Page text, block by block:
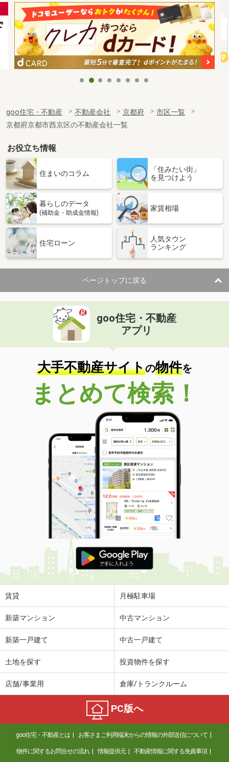
goo住宅・不動産 不動産会社 京都府
市区一覧
京都府京都市西京区の不動産会社一覧
お役立ち情報
住まいのコラム
「住みたい街」
を見つけよう
暮らしのデータ
(補助金・助成金情報)
家賃相場
住宅ローン
人気タウン
ランキング
ページトップに戻る
goo住宅・不動産
アプリ
大手不動産サイトの物件を
まとめて検索！
賃貸 月極駐車場
新築マンション 中古マンション
新築一戸建て 中古一戸建て
土地を探す 投資物件を探す
店舗/事業用 倉庫/トランクルーム
PC版へ
goo住宅・不動産とは お客さまご利用端末からの情報の外部送信について
物件に関するお問合せの流れ 情報提供元 不動産情報に関する免責事項